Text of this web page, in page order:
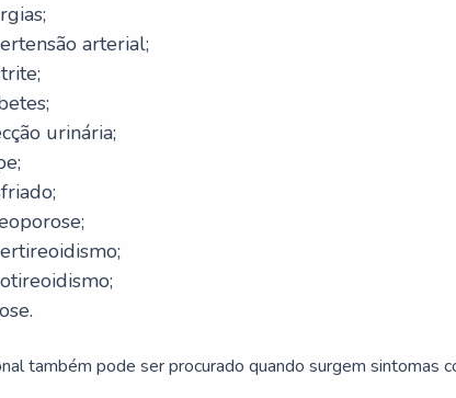
arterial;
urinária;
também pode ser procurado quando surgem sintomas